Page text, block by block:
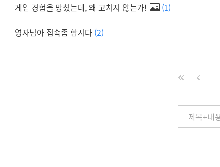
게임 경험을 망쳤는데, 왜 고치지 않는가! (1)
영자님아 접속좀 합시다 (2)